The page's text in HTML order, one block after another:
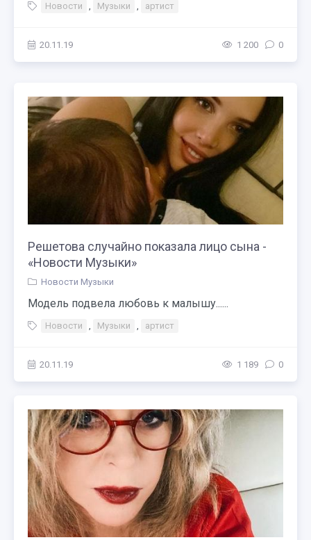
Новости , Музыки , артист
20.11.19 1 200 0
Решетова случайно показала лицо сына -
«Новости Музыки»
Новости Музыки
Модель подвела любовь к малышу......
Новости , Музыки , артист
20.11.19 1 189 0